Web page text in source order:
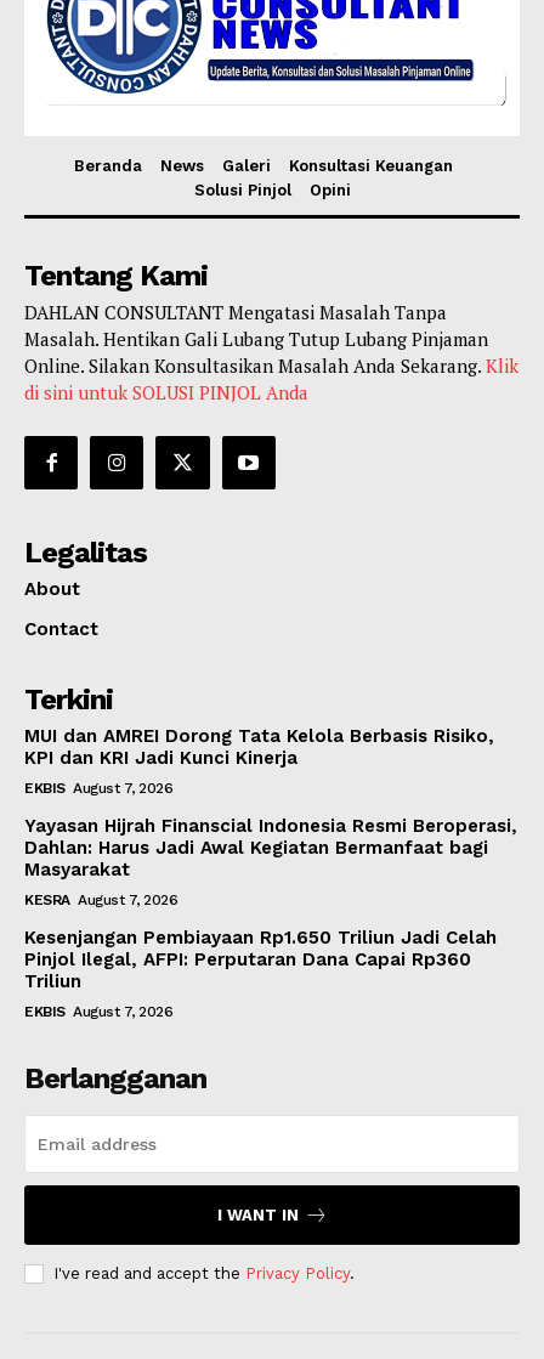
Beranda News Galeri
Konsultasi Keuangan
Solusi Pinjol
Opini
Tentang Kami
DAHLAN CONSULTANT Mengatasi Masalah Tanpa
Masalah. Hentikan Gali Lubang Tutup Lubang Pinjaman
Online. Silakan Konsultasikan Masalah Anda Sekarang. Klik
di sini untuk SOLUSI PINJOL Anda
Legalitas
About
Contact
Terkini
MUI dan AMREI Dorong Tata Kelola Berbasis Risiko,
KPI dan KRI Jadi Kunci Kinerja
EKBIS August 7, 2026
Yayasan Hijrah Finanscial Indonesia Resmi Beroperasi,
Dahlan: Harus Jadi Awal Kegiatan Bermanfaat bagi
Masyarakat
KESRA August 7, 2026
Kesenjangan Pembiayaan Rp1.650 Triliun Jadi Celah
Pinjol Ilegal, AFPI: Perputaran Dana Capai Rp360
Triliun
EKBIS August 7, 2026
Berlangganan
I WANT IN
I've read and accept the Privacy Policy.